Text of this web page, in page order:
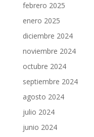
febrero 2025
enero 2025
diciembre 2024
noviembre 2024
octubre 2024
septiembre 2024
agosto 2024
julio 2024
junio 2024